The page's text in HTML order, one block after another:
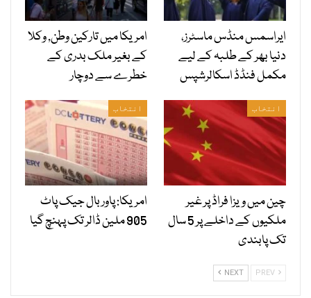
ایراسمس منڈس ماسٹرز،
دنیا بھر کے طلبہ کے لیے
مکمل فنڈڈ اسکالرشپس
امریکا میں تارکین وطن, وکلا
کے بغیر ملک بدری کے
خطرے سے دوچار
انتخاب
چین میں ویزا فراڈ پر غیر
ملکیوں کے داخلے پر 5 سال
تک پابندی
انتخاب
امریکا: پاور بال جیک پاٹ
905 ملین ڈالر تک پہنچ گیا
NEXT